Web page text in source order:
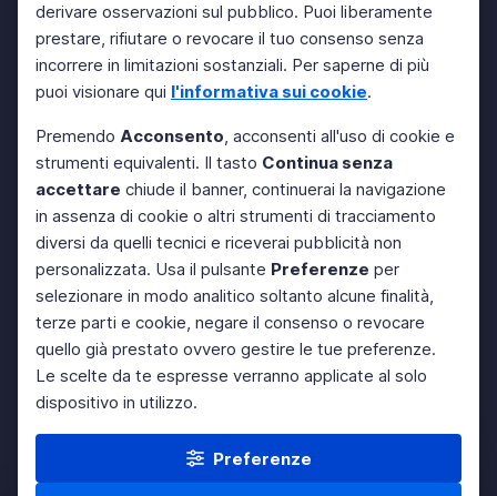
derivare osservazioni sul pubblico. Puoi liberamente
prestare, rifiutare o revocare il tuo consenso senza
incorrere in limitazioni sostanziali. Per saperne di più
puoi visionare qui l'informativa sui cookie.
Premendo Acconsento, acconsenti all'uso di cookie e
strumenti equivalenti. Il tasto Continua senza
accettare chiude il banner, continuerai la navigazione
in assenza di cookie o altri strumenti di tracciamento
diversi da quelli tecnici e riceverai pubblicità non
personalizzata. Usa il pulsante Preferenze per
selezionare in modo analitico soltanto alcune finalità,
terze parti e cookie, negare il consenso o revocare
quello già prestato ovvero gestire le tue preferenze.
Le scelte da te espresse verranno applicate al solo
dispositivo in utilizzo.
Preferenze